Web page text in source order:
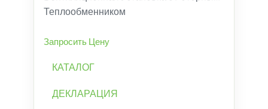
Теплообменником
Запросить Цену
КАТАЛОГ
ДЕКЛАРАЦИЯ